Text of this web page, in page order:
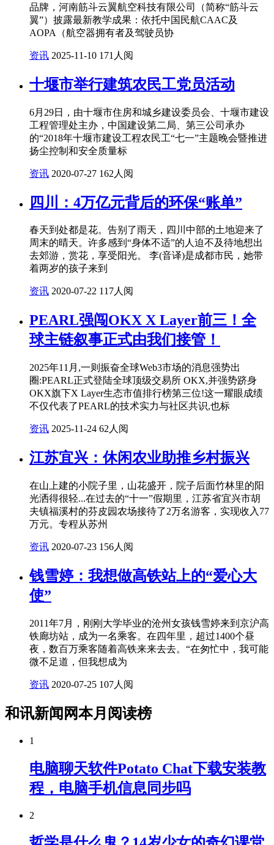
品牌，河南筋斗云翼航空科技有限公司（简称“筋斗云
翼”）披露最新教学成果：依托中国民航CAAC及
AOPA（航空器拥有者及驾驶员协
资讯 2025-11-10 171人阅
十堰市举行建筑农民工党员活动
6月29日，由十堰市住房和城乡建设委员会、十堰市建设
工程管理处主办，中国建设第二局、第三公司承办
的“2018年十堰市建设工程农民工“七一”主题晚会暨推进
扬尘控制和安全质量标
资讯 2020-07-27 162人阅
四川：4万亿元背后的环保“账单”
春天到处都是花。告别了雨天，四川中部的土地迎来了
周末的晴天。许多感到“身体不适”的人迫不及待地想出
去郊游，赏花，享受阳光。 李(音译)是成都市民，她带
着两岁的孩子来到
资讯 2020-07-22 117人阅
PEARL强闯OKX X Layer前三！全
球主链叙事正式由我们接管！
2025年11月,一则振奋全球Web3市场的消息强势出
圈:PEARL正式登陆全球顶级交易所 OKX,并强势跻身
OKX旗下X Layer生态市值排行榜第三位!这一耀眼成绩
不仅代表了PEARL的技术实力与社区共识,也标
资讯 2025-11-24 62人阅
江苏宜兴：休闲农业助推乡村振兴
在山上建的小院子里，山花盛开，院子后面竹林里的阳
光洒得很轻...在过去的“十一”假期里，江苏省宜兴市胡
夫镇福溪村的芬皮园农场接待了2万名游客，实现收入77
万元。专程从苏州
资讯 2020-07-23 156人阅
钱雪婷：我想做高铁站上的“爱心大
使”
2011年7月，刚刚大学毕业的沧州女孩钱雪婷来到京沪高
铁廊坊站，成为一名乘客。在四年里，超过1400个昼
夜，数百万乘客随着高铁来来去去。“在匆忙中，我可能
微不足道，但我想成为
资讯 2020-07-25 107人阅
和讯新闻网本月阅读榜
1
电脑聊天软件Potato Chat下载安装教
程，电脑手机信息同步吗
2